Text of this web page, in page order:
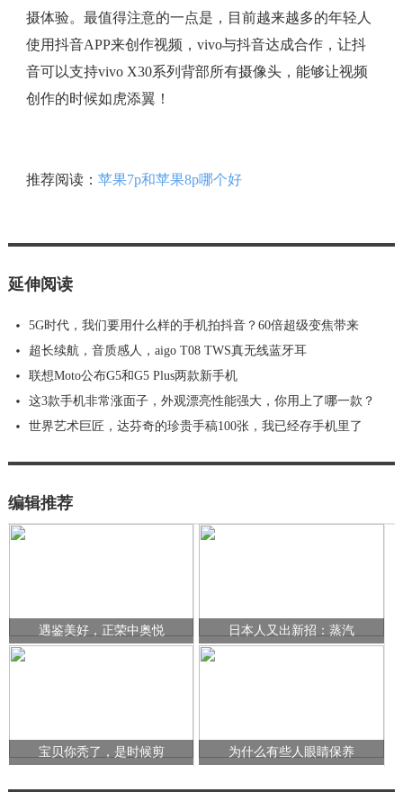
摄体验。最值得注意的一点是，目前越来越多的年轻人
使用抖音APP来创作视频，vivo与抖音达成合作，让抖
音可以支持vivo X30系列背部所有摄像头，能够让视频
创作的时候如虎添翼！
推荐阅读： 苹果7p和苹果8p哪个好
延伸阅读
5G时代，我们要用什么样的手机拍抖音？60倍超级变焦带来
超长续航，音质感人，aigo T08 TWS真无线蓝牙耳
联想Moto公布G5和G5 Plus两款新手机
这3款手机非常涨面子，外观漂亮性能强大，你用上了哪一款？
世界艺术巨匠，达芬奇的珍贵手稿100张，我已经存手机里了
编辑推荐
遇鉴美好，正荣中奥悦 日本人又出新招：蒸汽
宝贝你秃了，是时候剪 为什么有些人眼睛保养